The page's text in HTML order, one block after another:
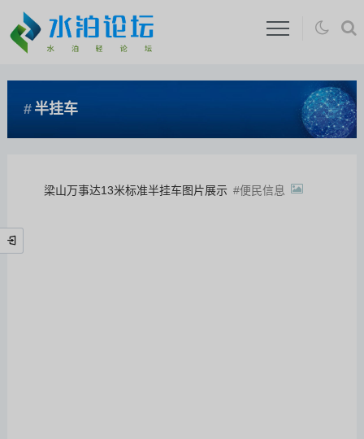
半挂车
梁山万事达13米标准半挂车图片展示 便民信息